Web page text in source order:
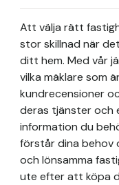
Att välja rätt
stor skillnad när
ditt hem. Med vår
vilka mäklare som
kundrecensioner
deras tjänster och
information du
förstår dina behov
och lönsamma
ute efter att köpa